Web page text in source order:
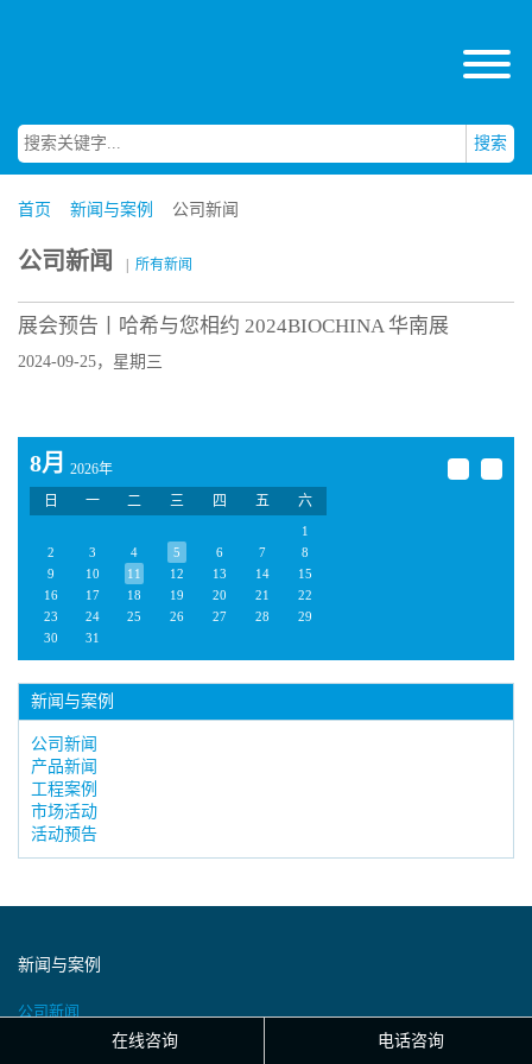
搜索
首页 新闻与案例 公司新闻
公司新闻 所有新闻
展会预告丨哈希与您相约 2024BIOCHINA 华南展
2024-09-25，星期三
8月
2026年
日
一 二 三 四 五 六
1
2
3 4 5 6 7
8
9
10 11 12 13 14
15
16
17 18 19 20 21
22
23
24 25 26 27 28
29
30
31
新闻与案例
公司新闻
产品新闻
工程案例
市场活动
活动预告
新闻与案例
公司新闻
在线咨询 电话咨询